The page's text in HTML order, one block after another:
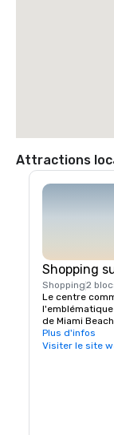
Attractions
Shopping
Shopping2
Le centre
de Miami
de maisons
de
Plus d'infos
Visiter le site